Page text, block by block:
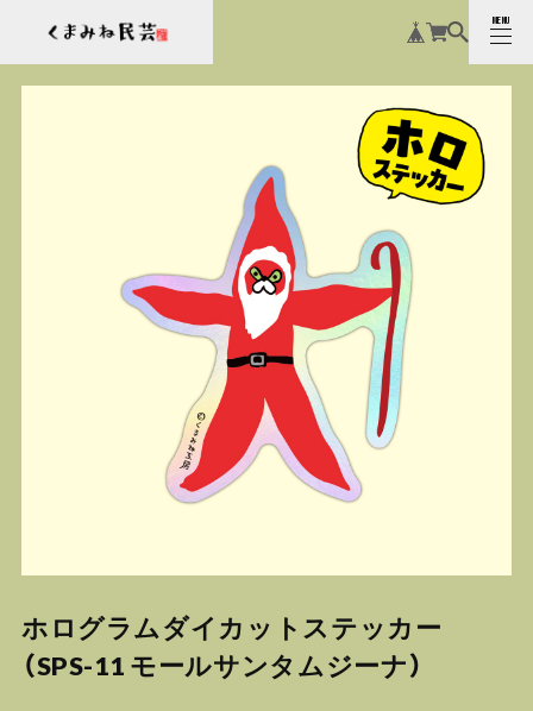
MENU
CLOSE
ホログラムダイカットステッカー
（SPS-11 モールサンタムジーナ）